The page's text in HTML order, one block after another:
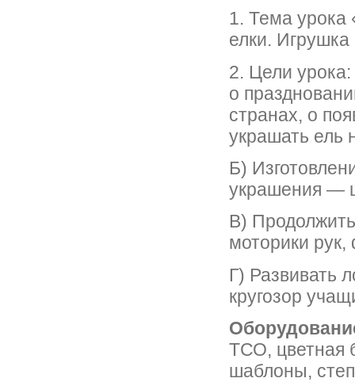
1. Тема урока
елки. Игрушка
2. Цели
о
странах, о
украшать ель
Б)
украшения —
В)
моторики
Г) Развивать
кругозор
ТСО, цветная
шаблоны,